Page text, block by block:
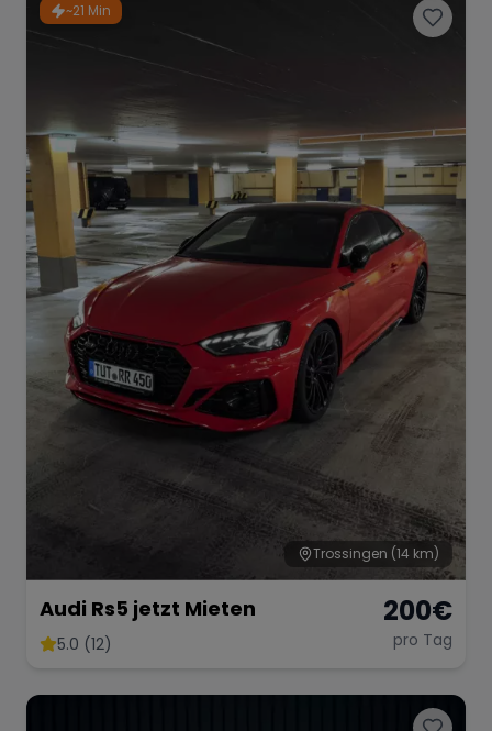
Porsche
McLaren Ford Jaguar
Tesla Chevrolet Dodge
Bentley Rolls Royce Aston Martin
Corvette
~21 Min
Trossingen (14 km)
Audi Rs5 jetzt Mieten
5.0 (12)
200€
pro Tag